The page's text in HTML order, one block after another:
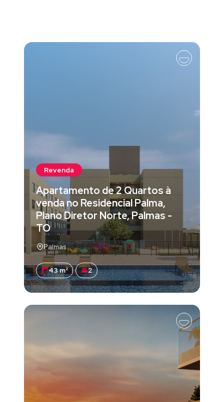
Revenda
Apartamento de 2 Quartos à
venda no Residencial Palma,
Plano Diretor Norte, Palmas -
TO
Palmas
43 m² 2